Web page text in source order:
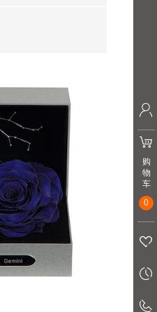
购
物
车
0